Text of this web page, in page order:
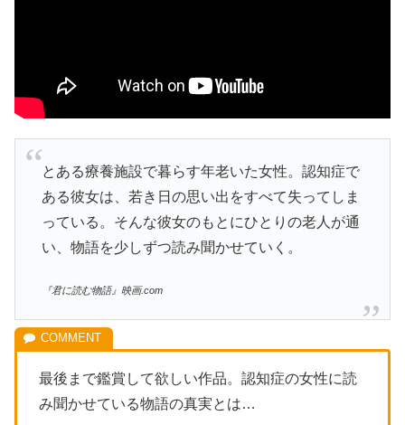
とある療養施設で暮らす年老いた女性。認知症で
ある彼女は、若き日の思い出をすべて失ってしま
っている。そんな彼女のもとにひとりの老人が通
い、物語を少しずつ読み聞かせていく。
『君に読む物語』映画.com
最後まで鑑賞して欲しい作品。認知症の女性に読
み聞かせている物語の真実とは…